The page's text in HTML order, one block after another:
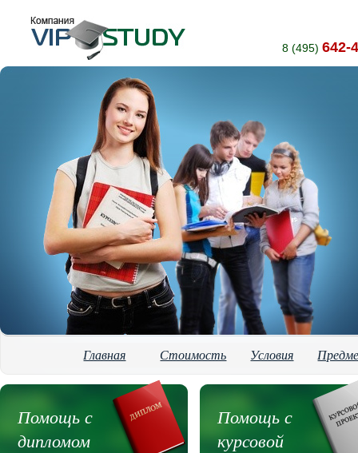
8 (495) 642-
Главная Стоимость Условия
Помощь с
дипломом
Помощь с
курсовой